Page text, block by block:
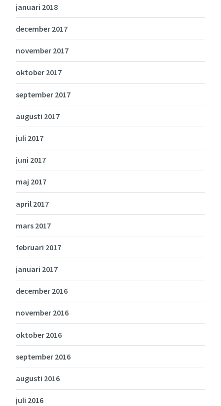
januari 2018
december 2017
november 2017
oktober 2017
september 2017
augusti 2017
juli 2017
juni 2017
maj 2017
april 2017
mars 2017
februari 2017
januari 2017
december 2016
november 2016
oktober 2016
september 2016
augusti 2016
juli 2016